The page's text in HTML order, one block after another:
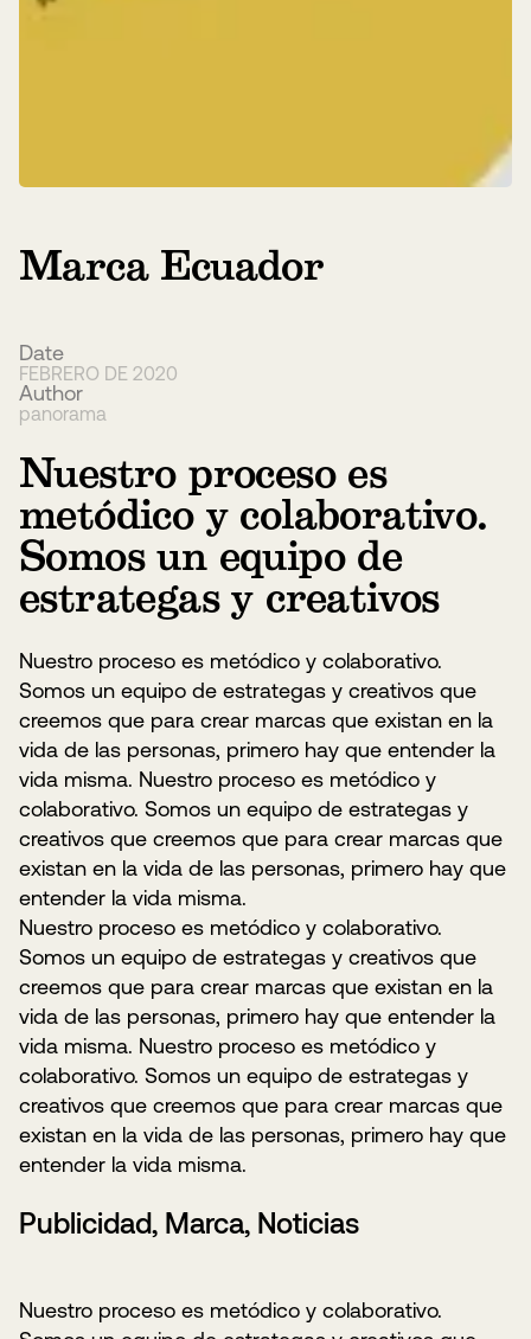
Marca Ecuador
Date
FEBRERO DE 2020
Author
panorama
Nuestro proceso es
metódico y colaborativo.
Somos un equipo de
estrategas y creativos
Nuestro proceso es metódico y colaborativo.
Somos un equipo de estrategas y creativos que
creemos que para crear marcas que existan en la
vida de las personas, primero hay que entender la
vida misma. Nuestro proceso es metódico y
colaborativo. Somos un equipo de estrategas y
creativos que creemos que para crear marcas que
existan en la vida de las personas, primero hay que
entender la vida misma.
Nuestro proceso es metódico y colaborativo.
Somos un equipo de estrategas y creativos que
creemos que para crear marcas que existan en la
vida de las personas, primero hay que entender la
vida misma. Nuestro proceso es metódico y
colaborativo. Somos un equipo de estrategas y
creativos que creemos que para crear marcas que
existan en la vida de las personas, primero hay que
entender la vida misma.
Publicidad, Marca, Noticias
Nuestro proceso es metódico y colaborativo.